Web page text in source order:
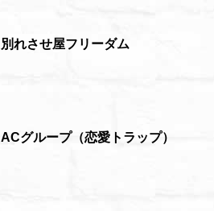
別れさせ屋フリーダム
ACグループ（恋愛トラップ）